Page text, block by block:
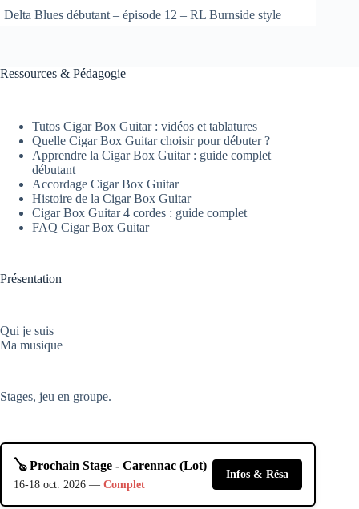
Delta Blues débutant – épisode 12 – RL Burnside style
Ressources & Pédagogie
Tutos Cigar Box Guitar : vidéos et tablatures
Quelle Cigar Box Guitar choisir pour débuter ?
Apprendre la Cigar Box Guitar : guide complet
débutant
Accordage Cigar Box Guitar
Histoire de la Cigar Box Guitar
Cigar Box Guitar 4 cordes : guide complet
FAQ Cigar Box Guitar
Présentation
Qui je suis
Ma musique
Stages, jeu en groupe.
🪕 Prochain Stage - Carennac (Lot)
16-18 oct. 2026 — Complet
Infos & Résa